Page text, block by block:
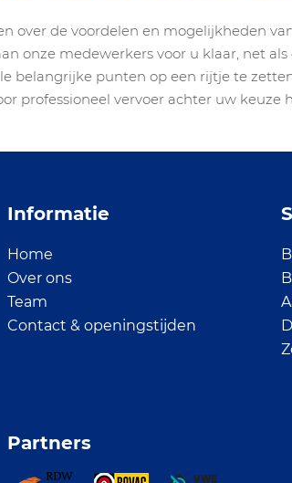
over de voordelen en mogelijkheden
onze medewerkers voor u klaar, net
belangrijke punten op een rijtje te
professioneel vervoer achter uw keuze
Informatie
Home
Over ons
Team
Contact & openingstijden
Partners